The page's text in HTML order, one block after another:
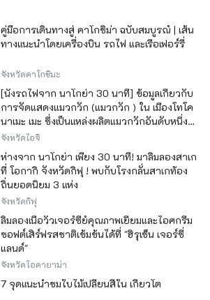
คู่มือการเดินทางสู่ คาโกชิม่า ฉบับสมบูรณ์ | เส้น
ทางแนะนำโดยเครื่องบิน รถไฟ และเรือเฟอร์รี่
จังหวัดคาโกชิมะ
[นั่งรถไฟจาก นาโกย่า 30 นาที] ข้อมูลเกี่ยวกับ
การจัดแสดงแมวกวัก (แมวกวัก ) ใน เมืองโทโค
นาเมะ เมะ ซึ่งเป็นแหล่งผลิตแมวกวักอันดับหนึ่ง
ของญี่ปุ่น
จังหวัดไอจิ
ห่างจาก นาโกย่า เพียง 30 นาที! มาลิ้มลองสาเก
ที่ โอกากิ จังหวัดกิฟุ ! พบกับโรงกลั่นสาเกท้อง
ถิ่นยอดนิยม 3 แห่ง
จังหวัดกิฟุ
ลิ้มลองเนื้อวัวเจอร์ซีย์คุณภาพเยี่ยมและไอศกรีม
ซอฟต์เสิร์ฟรสชาติเข้มข้นได้ที่ "ฮิรุเซ็น เจอร์ซี่
แลนด์"
จังหวัดโอคายาม่า
7 จุดแนะนำชมใบไม้เปลี่ยนสีใน เกียวโต